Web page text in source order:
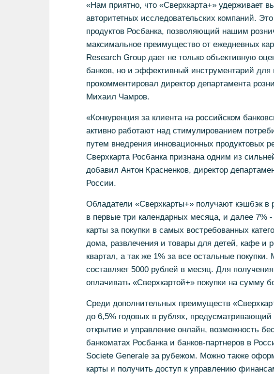
«Нам приятно, что «Сверхкарта+» удерживает
авторитетных исследовательских компаний.
продуктов Росбанка, позволяющий нашим
максимальное преимущество от ежедневных
Research Group дает не только объективную
банков, но и эффективный инструментарий для
прокомментировал директор департамента
Михаил Чамров.
«Конкуренция за клиента на российском
активно работают над стимулированием
путем внедрения инновационных продуктовых
Сверхкарта Росбанка признана одним из
добавил Антон Красненков, директор
России.
Обладатели «Сверхкарты+» получают кэшбэк в
в первые три календарных месяца, и далее 7% -
карты за покупки в самых востребованных
дома, развлечения и товары для детей, кафе и
квартал, а так же 1% за все остальные
составляет 5000 рублей в месяц. Для
оплачивать «Сверхкартой+» покупки на сумму
Среди дополнительных преимуществ
до 6,5% годовых в рублях, предусматривающий
открытие и управление онлайн, возможность
банкоматах Росбанка и банков-партнеров в
Societe Generale за рубежом. Можно также
карты и получить доступ к управлению